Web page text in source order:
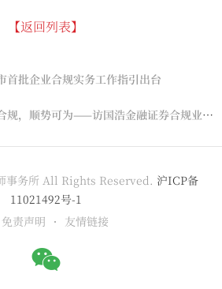
【返回列表】
首批企业合规实务工作指引出台
上一篇：律商联讯 | 证券合规，顺势可为——访国浩金融证券合规业务委员会负责人黄江东律师
事务所 All Rights Reserved. 沪ICP备
11021492号-1
免责声明
友情链接